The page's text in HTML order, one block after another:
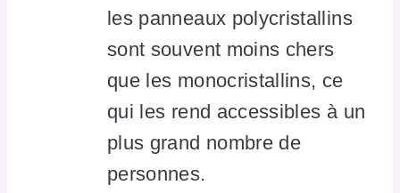
les panneaux polycristallins
sont souvent moins chers
que les monocristallins, ce
qui les rend accessibles à un
plus grand nombre de
personnes.